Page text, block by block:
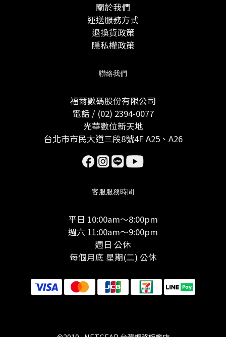
關於我們
運送服務方式
退換貨政策
隱私權政策
聯絡我們
福爾數碼股份有限公司
電話 / (02) 2394-0077
光華數位新天地
台北市市民大道三段8號4F A25、A26
客服服務時間
平日 10:00am～8:00pm
週六 11:00am～9:00pm
週日 公休
每個月底 星期(二) 公休